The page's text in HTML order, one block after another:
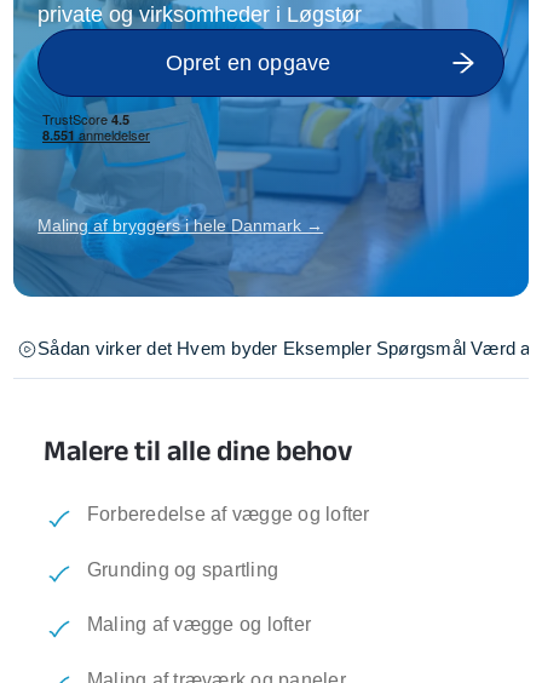
private og virksomheder i Løgstør
Opret en opgave
Maling af bryggers i hele Danmark →
Sådan virker det Hvem byder Eksempler Spørgsmål Værd at
Malere til alle dine behov
Forberedelse af vægge og lofter
Grunding og spartling
Maling af vægge og lofter